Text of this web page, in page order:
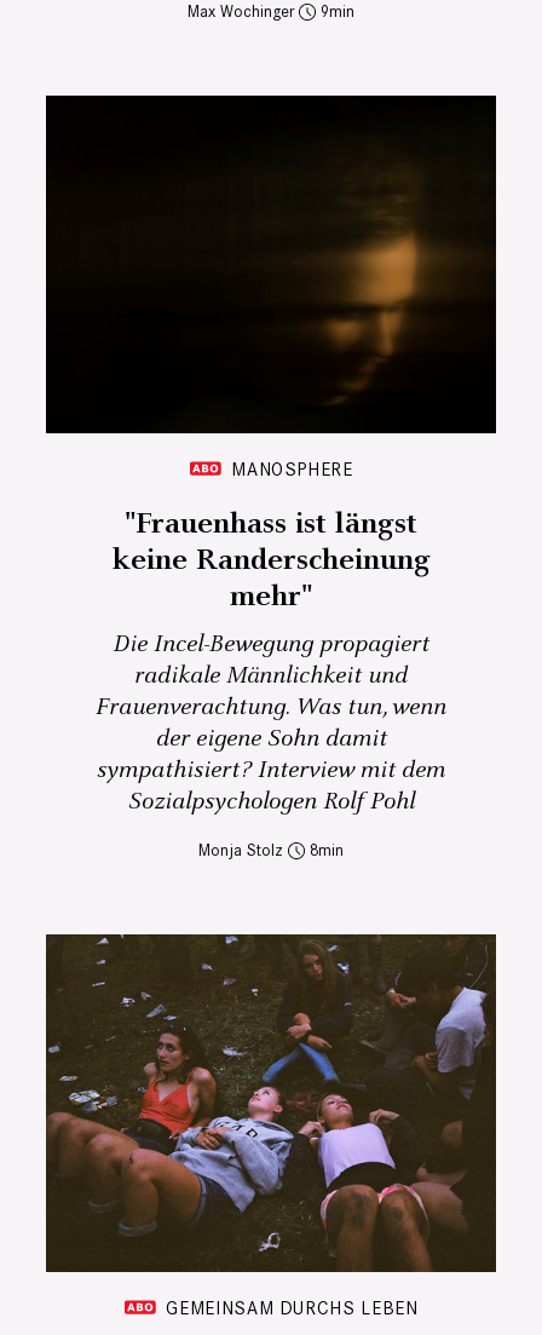
Max Wochinger 9
MANOSPHERE
"Frauenhass ist längst
keine Randerscheinung
mehr"
Die Incel-Bewegung propagiert
radikale Männlichkeit und
Frauenverachtung. Was tun, wenn
der eigene Sohn damit
sympathisiert? Interview mit dem
Sozialpsychologen Rolf Pohl
Monja Stolz 8
GEMEINSAM DURCHS LEBEN